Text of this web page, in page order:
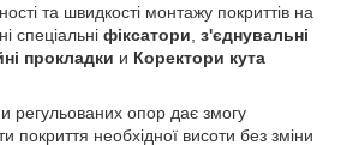
та швидкості монтажу покриттів на
спеціальні фіксатори з'єднувальні
прокладки и Коректори кута
регульованих опор дає змогу
покриття необхідної висоти без зміни